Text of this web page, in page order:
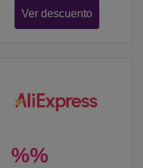
Ver descuento
%%